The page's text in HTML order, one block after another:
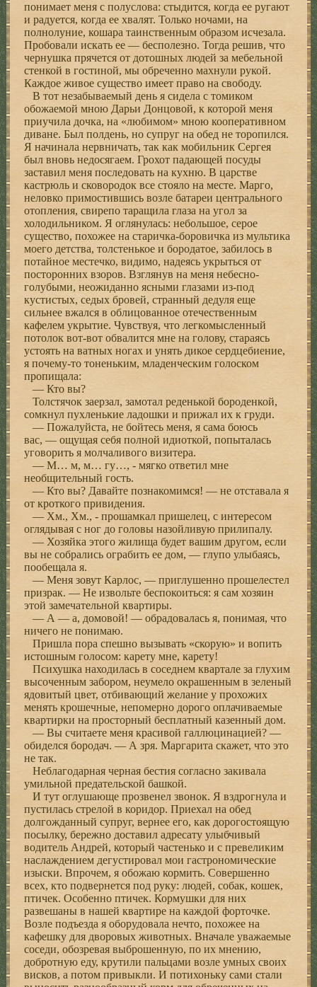
понимает меня с полуслова: стыдится, когда ее ругают
и радуется, когда ее хвалят. Только ночами, на
полнолуние, кошара таинственным образом исчезала.
Пробовали искать ее — бесполезно. Тогда решив, что
чернушка прячется от дотошных людей за мебельной
стенкой в гостиной, мы обреченно махнули рукой.
Каждое живое существо имеет право на свободу.
В тот незабываемый день я сидела с томиком
обожаемой мною Дарьи Донцовой, к которой меня
приучила дочка, на «любимом» мною кооперативном
диване. Был полдень, но супруг на обед не торопился.
Я начинала нервничать, так как мобильник Сергея
был вновь недосягаем. Грохот падающей посуды
заставил меня последовать на кухню. В царстве
кастрюль и сковородок все стояло на месте. Марго,
неловко примостившись возле батареи центрального
отопления, свирепо таращила глаза на угол за
холодильником. Я оглянулась: небольшое, серое
существо, похожее на старичка-боровичка из мультика
моего детства, толстенькое и бородатое, забилось в
потайное местечко, видимо, надеясь укрыться от
посторонних взоров. Взглянув на меня небесно-
голубыми, неожиданно ясными глазами из-под
кустистых, седых бровей, странный дедуля еще
сильнее вжался в облицованное отечественным
кафелем укрытие. Чувствуя, что легкомысленный
потолок вот-вот обвалится мне на голову, стараясь
устоять на ватных ногах и унять дикое сердцебиение,
я почему-то тоненьким, младенческим голоском
пропищала:
— Кто вы?
Толстячок заерзал, замотал реденькой бороденкой,
сомкнул пухленькие ладошки и прижал их к груди.
— Пожалуйста, не бойтесь меня, я сама боюсь
вас, — ощущая себя полной идиоткой, попыталась
уговорить я молчаливого визитера.
— М… м, м… гу…, - мягко ответил мне
необщительный гость.
— Кто вы? Давайте познакомимся! — не отставала я
от кроткого привидения.
— Хм., Хм., - прошамкал пришелец, с интересом
оглядывая с ног до головы назойливую прилипалу.
— Хозяйка этого жилища будет вашим другом, если
вы не собрались ограбить ее дом, — глупо улыбаясь,
пообещала я.
— Меня зовут Карлос, — приглушенно прошелестел
призрак. — Не извольте беспокоиться: я сам хозяин
этой замечательной квартиры.
— А — а, домовой! — обрадовалась я, понимая, что
ничего не понимаю.
Пришла пора спешно вызывать «скорую» и вопить
истошным голосом: карету мне, карету!
Психушка находилась в соседнем квартале за глухим
высоченным забором, неумело окрашенным в зеленый
ядовитый цвет, отбивающий желание у прохожих
менять крошечные, непомерно дорого оплачиваемые
квартирки на просторный бесплатный казенный дом.
— Вы считаете меня красивой галлюцинацией? —
обиделся бородач. — А зря. Маргарита скажет, что это
не так.
Неблагодарная черная бестия согласно закивала
умильной предательской башкой.
И тут оглушающе прозвенел звонок. Я вздрогнула и
пустилась стрелой в коридор. Приехал на обед
долгожданный супруг, вернее его, как дорогостоящую
посылку, бережно доставил адресату улыбчивый
водитель Андрей, который частенько и с превеликим
наслаждением дегустировал мои гастрономические
изыски. Впрочем, я обожаю кормить. Совершенно
всех, кто подвернется под руку: людей, собак, кошек,
птичек. Особенно птичек. Кормушки для них
развешаны в нашей квартире на каждой форточке.
Возле подъезда я оборудовала нечто, похожее на
кафешку для дворовых животных. Вначале уважаемые
соседи, обозревая выброшенную, по их мнению,
добротную еду, крутили пальцами возле умных своих
висков, а потом привыкли. И потихоньку сами стали